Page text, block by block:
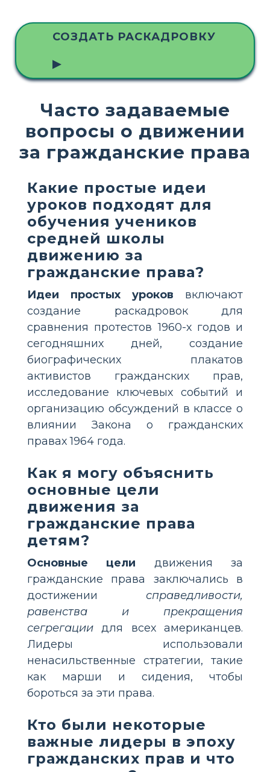
СОЗДАТЬ РАСКАДРОВКУ
▶
Часто задаваемые
вопросы о движении
за гражданские права
Какие простые идеи
уроков подходят для
обучения учеников
средней школы
движению за
гражданские права?
Идеи простых уроков включают
создание раскадровок для
сравнения протестов 1960-х годов и
сегодняшних дней, создание
биографических плакатов
активистов гражданских прав,
исследование ключевых событий и
организацию обсуждений в классе о
влиянии Закона о гражданских
правах 1964 года.
Как я могу объяснить
основные цели
движения за
гражданские права
детям?
Основные цели движения за
гражданские права заключались в
достижении справедливости,
равенства и прекращения
сегрегации для всех американцев.
Лидеры использовали
ненасильственные стратегии, такие
как марши и сидения, чтобы
бороться за эти права.
Кто были некоторые
важные лидеры в эпоху
гражданских прав и что